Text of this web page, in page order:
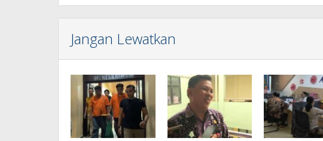
Jangan Lewatkan